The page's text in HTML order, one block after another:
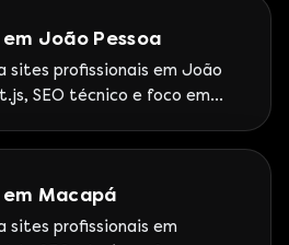
João Pessoa
sites profissionais em João
SEO técnico e foco em
rituais de performance.
Macapá
sites profissionais em